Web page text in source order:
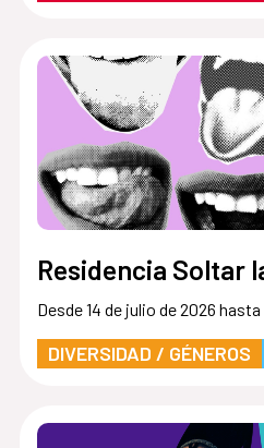
Residencia Soltar
Desde 14 de julio de 2026
DIVERSIDAD / GÉNEROS